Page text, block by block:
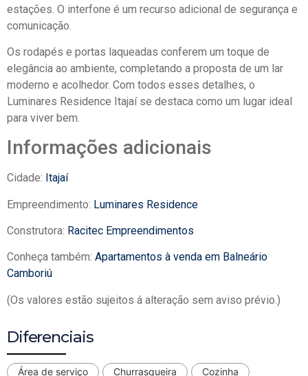
estações. O interfone é um recurso adicional de segurança e
comunicação.
Os rodapés e portas laqueadas conferem um toque de
elegância ao ambiente, completando a proposta de um lar
moderno e acolhedor. Com todos esses detalhes, o
Luminares Residence Itajaí se destaca como um lugar ideal
para viver bem.
Informações adicionais
Cidade: Itajaí
Empreendimento: Luminares Residence
Construtora: Racitec Empreendimentos
Conheça também: Apartamentos à venda em Balneário
Camboriú
(Os valores estão sujeitos á alteração sem aviso prévio.)
Diferenciais
Área de serviço Churrasqueira
Cozinha